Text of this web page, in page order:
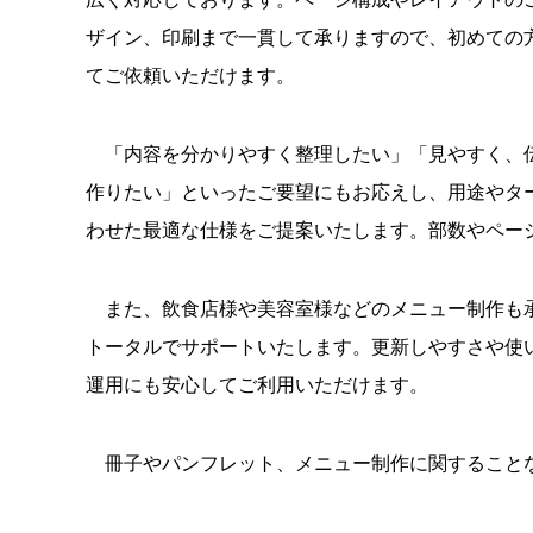
ザイン、印刷まで一貫して承りますので、初めての
てご依頼いただけます。
「内容を分かりやすく整理したい」「見やすく、
作りたい」といったご要望にもお応えし、用途やタ
わせた最適な仕様をご提案いたします。部数やペ
また、飲食店様や美容室様などのメニュー制作
トータルでサポートいたします。更新しやすさや
運用にも安心してご利用いただけます。
冊子やパンフレット、メニュー制作に関すること